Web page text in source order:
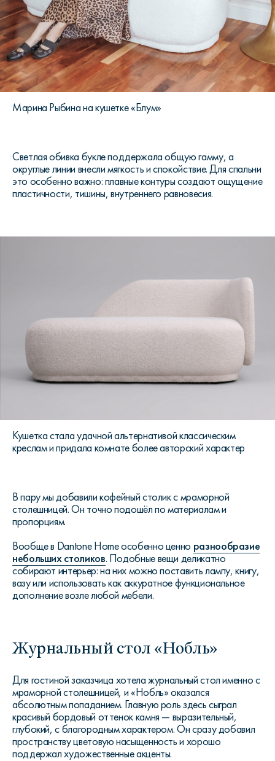
Марина Рыбина на кушетке «Блум»
Светлая обивка букле поддержала общую гамму, а
округлые линии внесли мягкость и спокойствие. Для спальни
это особенно важно: плавные контуры создают ощущение
пластичности, тишины, внутреннего равновесия.
Кушетка стала удачной альтернативой классическим
креслам и придала комнате более авторский характер
В пару мы добавили кофейный столик с мраморной
столешницей. Он точно подошёл по материалам и
пропорциям.
Вообще в Dantone Home особенно ценно разнообразие
небольших столиков. Подобные вещи деликатно
собирают интерьер: на них можно поставить лампу, книгу,
вазу или использовать как аккуратное функциональное
дополнение возле любой мебели.
Журнальный стол «Нобль»
Для гостиной заказчица хотела журнальный стол именно с
мраморной столешницей, и «Нобль» оказался
абсолютным попаданием. Главную роль здесь сыграл
красивый бордовый оттенок камня — выразительный,
глубокий, с благородным характером. Он сразу добавил
пространству цветовую насыщенность и хорошо
поддержал художественные акценты.